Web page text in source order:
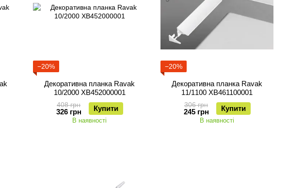
−20%
Декоративна планка Ravak
10/2000 XB452000001
408 грн
326 грн Купити
В наявності
−20%
Декоративна планка Ravak
11/1100 XB461100001
306 грн
245 грн Купити
В наявності